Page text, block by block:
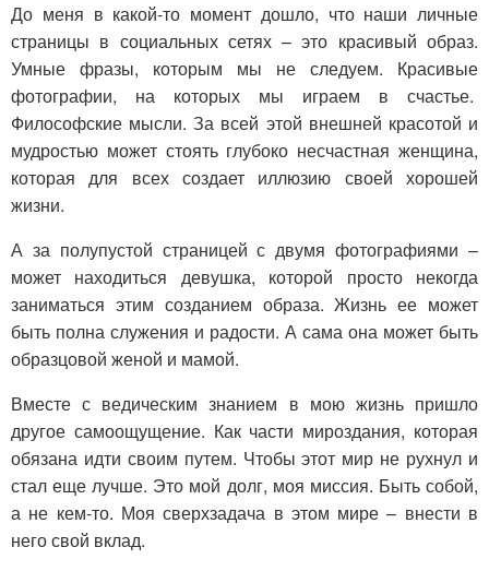
До меня в какой-то момент дошло, что наши личные
страницы в социальных сетях – это красивый образ.
Умные фразы, которым мы не следуем. Красивые
фотографии, на которых мы играем в счастье.
Философские мысли. За всей этой внешней красотой и
мудростью может стоять глубоко несчастная женщина,
которая для всех создает иллюзию своей хорошей
жизни.
А за полупустой страницей с двумя фотографиями –
может находиться девушка, которой просто некогда
заниматься этим созданием образа. Жизнь ее может
быть полна служения и радости. А сама она может быть
образцовой женой и мамой.
Вместе с ведическим знанием в мою жизнь пришло
другое самоощущение. Как части мироздания, которая
обязана идти своим путем. Чтобы этот мир не рухнул и
стал еще лучше. Это мой долг, моя миссия. Быть собой,
а не кем-то. Моя сверхзадача в этом мире – внести в
него свой вклад.